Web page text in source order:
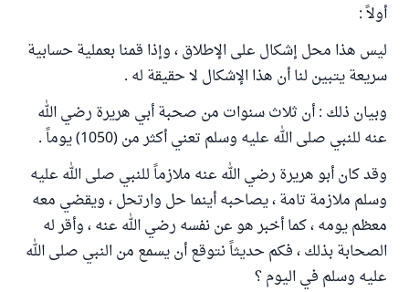
أولاً :
ليس هذا محل إشكال على الإطلاق ، وإذا قمنا بعملية حسابية
سريعة يتبين لنا أن هذا الإشكال لا حقيقة له .
وبيان ذلك : أن ثلاث سنوات من صحبة أبي هريرة رضي الله
عنه للنبي صلى الله عليه وسلم تعني أكثر من (1050) يوماً .
وقد كان أبو هريرة رضي الله عنه ملازماً للنبي صلى الله عليه
وسلم ملازمة تامة ، يصاحبه أينما حل وارتحل ، ويقضي معه
معظم يومه ، كما أخبر هو عن نفسه رضي الله عنه ، وأقر له
الصحابة بذلك ، فكم حديثاً نتوقع أن يسمع من النبي صلى الله
عليه وسلم في اليوم ؟